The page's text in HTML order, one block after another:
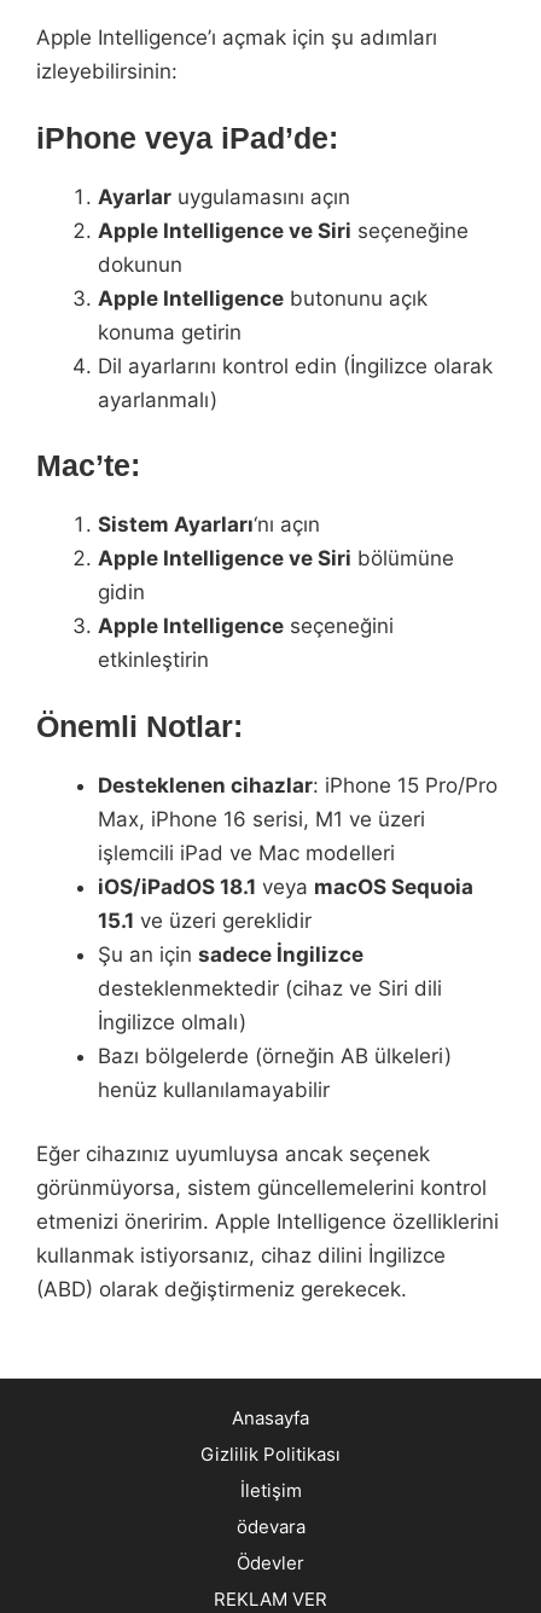
Apple Intelligence’ı açmak için şu adımları
izleyebilirsinin:
iPhone veya iPad’de:
Ayarlar uygulamasını açın
Apple Intelligence ve Siri seçeneğine
dokunun
Apple Intelligence butonunu açık
konuma getirin
Dil ayarlarını kontrol edin (İngilizce olarak
ayarlanmalı)
Mac’te:
Sistem Ayarları‘nı açın
Apple Intelligence ve Siri bölümüne
gidin
Apple Intelligence seçeneğini
etkinleştirin
Önemli Notlar:
Desteklenen cihazlar: iPhone 15 Pro/Pro
Max, iPhone 16 serisi, M1 ve üzeri
işlemcili iPad ve Mac modelleri
iOS/iPadOS 18.1 veya macOS Sequoia
15.1 ve üzeri gereklidir
Şu an için sadece İngilizce
desteklenmektedir (cihaz ve Siri dili
İngilizce olmalı)
Bazı bölgelerde (örneğin AB ülkeleri)
henüz kullanılamayabilir
Eğer cihazınız uyumluysa ancak seçenek
görünmüyorsa, sistem güncellemelerini kontrol
etmenizi öneririm. Apple Intelligence özelliklerini
kullanmak istiyorsanız, cihaz dilini İngilizce
(ABD) olarak değiştirmeniz gerekecek.
Anasayfa
Gizlilik Politikası
İletişim
ödevara
Ödevler
REKLAM VER